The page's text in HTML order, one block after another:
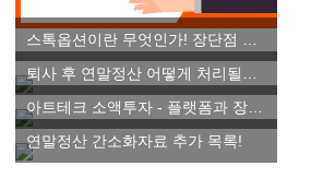
연말정산 간소화자료 추가 목록!